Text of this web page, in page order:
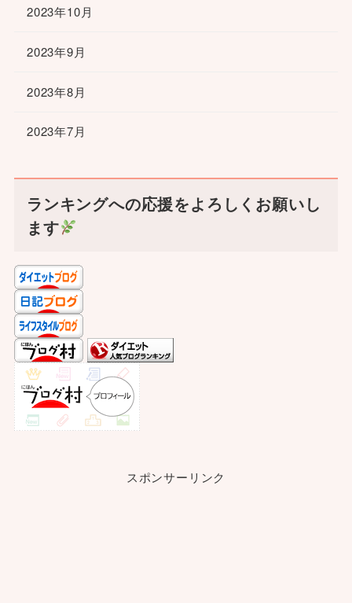
2023年10月
2023年9月
2023年8月
2023年7月
ランキングへの応援をよろしくお願いし
ます
スポンサーリンク